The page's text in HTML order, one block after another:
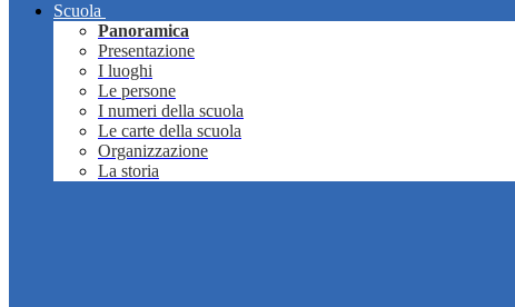
Scuola
Panoramica
Presentazione
I luoghi
Le persone
I numeri della scuola
Le carte della scuola
Organizzazione
La storia